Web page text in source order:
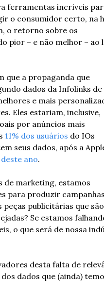
ferramentas incríveis
o consumidor certo, na
o retorno sobre os
pior – e não melhor – ao
que a propaganda que
dados da Infolinks de
e mais
Eles estariam, inclusive,
por anúncios mais
11% dos usuários do IOs
seus dados, após a
ano.
de marketing, estamos
para produzir
publicitárias que são
Se estamos
o que será de nossa
desta falta de
dados que (ainda)